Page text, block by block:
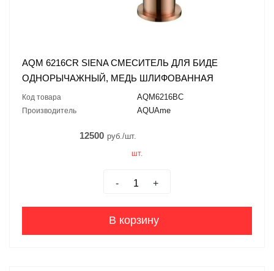
AQM 6216CR SIENA СМЕСИТЕЛЬ ДЛЯ БИДЕ
ОДНОРЫЧАЖНЫЙ, МЕДЬ ШЛИФОВАННАЯ
Код товара AQM6216BC
Производитель AQUAme
12500 руб./шт.
шт.
- +
В корзину